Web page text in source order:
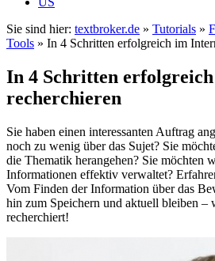
Sie sind hier: textbroker.de » Tutorials »
Tools » In 4 Schritten erfolgreich im
In 4 Schritten
recherchieren
Sie haben einen interessanten Auftrag
noch zu wenig über das Sujet? Sie
die Thematik herangehen? Sie möchten
Informationen effektiv verwaltet?
Vom Finden der Information über das
hin zum Speichern und aktuell bleiben –
recherchiert!